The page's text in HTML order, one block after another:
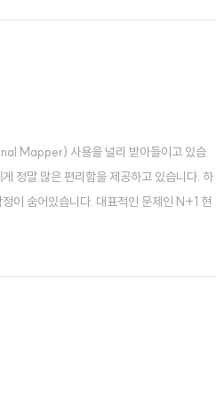
Mapper) 사용을 널리 받아들이고 있습
말 많은 편리함을 제공하고 있습니다. 하
이 숨어있습니다. 대표적인 문제인 N+1 현